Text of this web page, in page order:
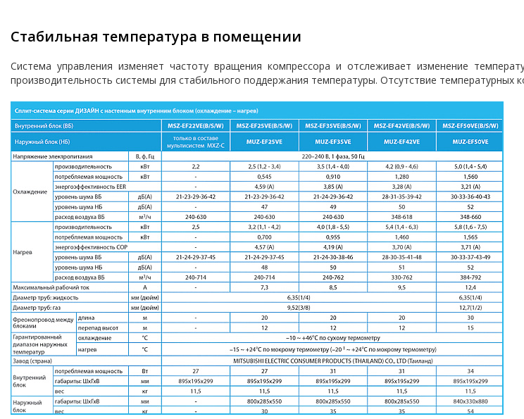
Стабильная температура в помещении
Система управления изменяет частоту вращения компрессора и отслеживает изменение
производительность системы для стабильного поддержания температуры. Отсутствие